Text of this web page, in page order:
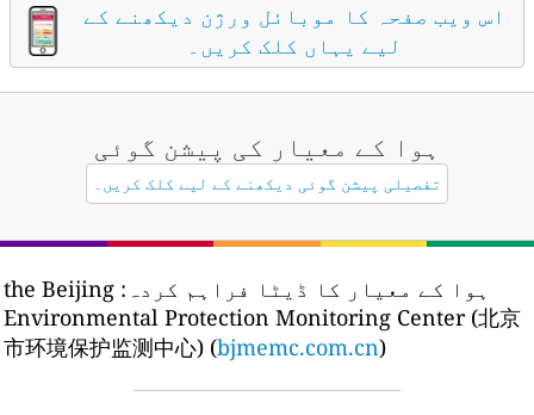
اس ویب صفحہ کا موبائل ورژن دیکھنے کے
لیے یہاں کلک کریں۔
ہوا کے معیار کی پیشن گوئی
تفصیلی پیشن گوئی دیکھنے کے لیے کلک کریں۔
ہوا کے معیار کا ڈیٹا فراہم کردہ:
the Beijing
Environmental Protection Monitoring Center (北京
市环境保护监测中心) (bjmemc.com.cn)